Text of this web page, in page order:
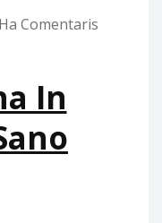
Comentaris
In